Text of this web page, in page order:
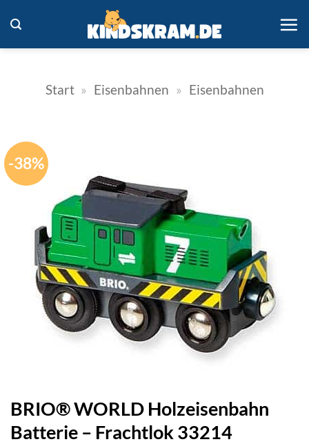
Inhalt
springen
Start » Eisenbahnen » Eisenbahnen
-38%
BRIO® WORLD Holzeisenbahn
Batterie – Frachtlok 33214